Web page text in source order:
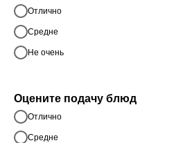
Отлично
Средне
Не очень
Оцените подачу блюд
Отлично
Средне